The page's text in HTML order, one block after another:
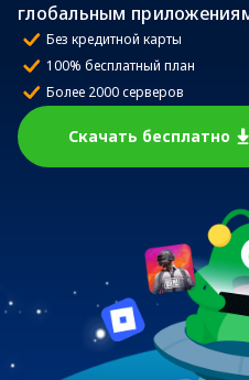
глобальным
Без кредитной карты
100% бесплатный план
Более 2000 серверов
Скачать бесплатно